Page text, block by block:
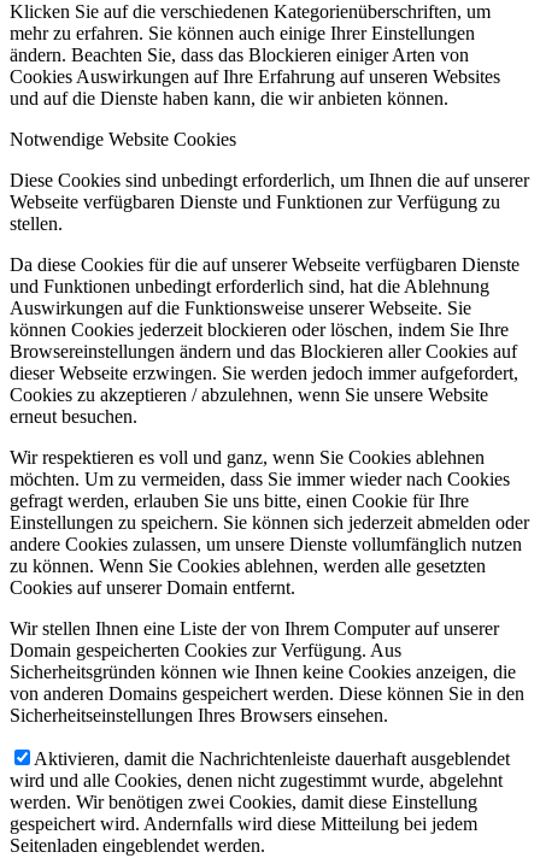
Klicken Sie auf die verschiedenen Kategorienüberschriften, um
mehr zu erfahren. Sie können auch einige Ihrer Einstellungen
ändern. Beachten Sie, dass das Blockieren einiger Arten von
Cookies Auswirkungen auf Ihre Erfahrung auf unseren Websites
und auf die Dienste haben kann, die wir anbieten können.
Notwendige Website Cookies
Diese Cookies sind unbedingt erforderlich, um Ihnen die auf unserer
Webseite verfügbaren Dienste und Funktionen zur Verfügung zu
stellen.
Da diese Cookies für die auf unserer Webseite verfügbaren Dienste
und Funktionen unbedingt erforderlich sind, hat die Ablehnung
Auswirkungen auf die Funktionsweise unserer Webseite. Sie
können Cookies jederzeit blockieren oder löschen, indem Sie Ihre
Browsereinstellungen ändern und das Blockieren aller Cookies auf
dieser Webseite erzwingen. Sie werden jedoch immer aufgefordert,
Cookies zu akzeptieren / abzulehnen, wenn Sie unsere Website
erneut besuchen.
Wir respektieren es voll und ganz, wenn Sie Cookies ablehnen
möchten. Um zu vermeiden, dass Sie immer wieder nach Cookies
gefragt werden, erlauben Sie uns bitte, einen Cookie für Ihre
Einstellungen zu speichern. Sie können sich jederzeit abmelden oder
andere Cookies zulassen, um unsere Dienste vollumfänglich nutzen
zu können. Wenn Sie Cookies ablehnen, werden alle gesetzten
Cookies auf unserer Domain entfernt.
Wir stellen Ihnen eine Liste der von Ihrem Computer auf unserer
Domain gespeicherten Cookies zur Verfügung. Aus
Sicherheitsgründen können wie Ihnen keine Cookies anzeigen, die
von anderen Domains gespeichert werden. Diese können Sie in den
Sicherheitseinstellungen Ihres Browsers einsehen.
Aktivieren, damit die Nachrichtenleiste dauerhaft ausgeblendet
wird und alle Cookies, denen nicht zugestimmt wurde, abgelehnt
werden. Wir benötigen zwei Cookies, damit diese Einstellung
gespeichert wird. Andernfalls wird diese Mitteilung bei jedem
Seitenladen eingeblendet werden.